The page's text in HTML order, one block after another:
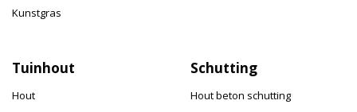
Kunstgras
Tuinhout
Hout
Schutting
Hout beton schutting